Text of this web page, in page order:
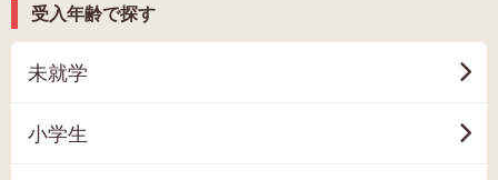
受入年齢で探す
未就学
小学生